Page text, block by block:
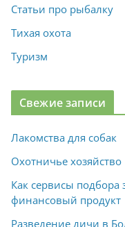
Статьи про рыбалку
Тихая охота
Туризм
Свежие записи
Лакомства для собак
Охотничье хозяйство
Как сервисы
финансовый продукт
Разведение дичи в